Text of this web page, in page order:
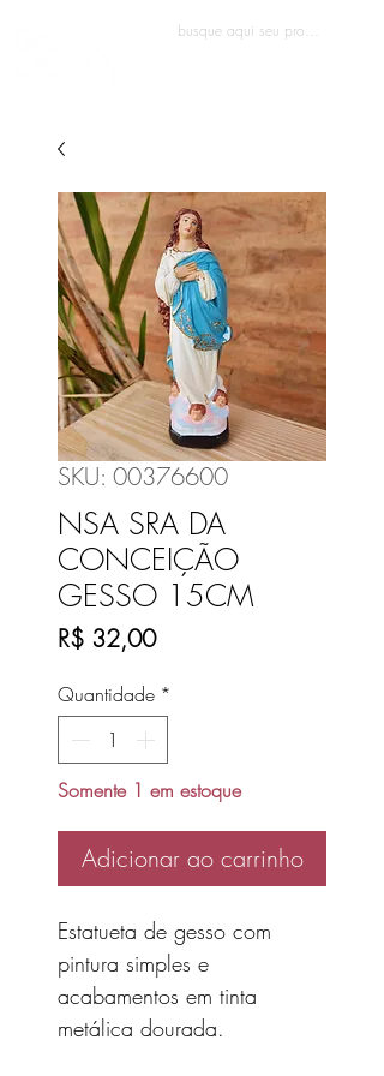
SKU: 00376600
NSA SRA DA
CONCEIÇÃO
GESSO 15CM
R$ 32,00Preço
Quantidade *
Somente 1 em estoque
Adicionar ao carrinho
Estatueta de gesso com
pintura simples e
acabamentos em tinta
metálica dourada.